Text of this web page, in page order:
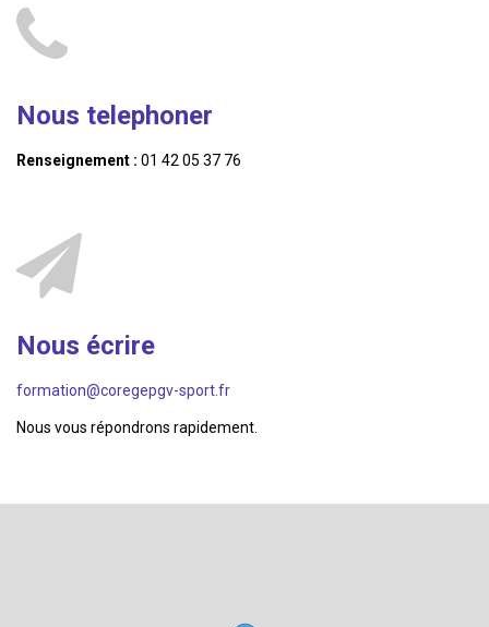
Nous telephoner
Renseignement : 01 42 05 37 76
Nous écrire
formation@coregepgv-sport.fr
Nous vous répondrons rapidement.